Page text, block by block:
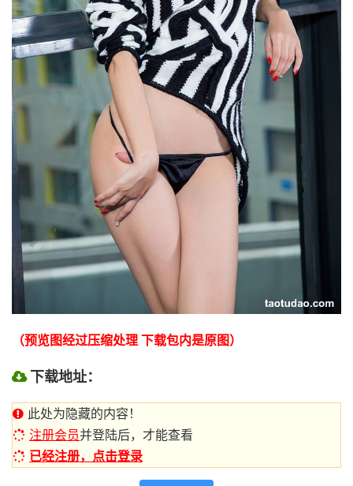
（预览图经过压缩处理 下载包内是原图）
下载地址：
此处为隐藏的内容！
注册会员并登陆后，才能查看
已经注册，点击登录